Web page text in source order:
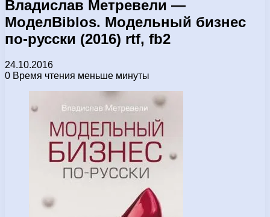
Владислав Метревели —
МоделBiblos. Модельный бизнес
по-русски (2016) rtf, fb2
24.10.2016
0 Время чтения меньше минуты